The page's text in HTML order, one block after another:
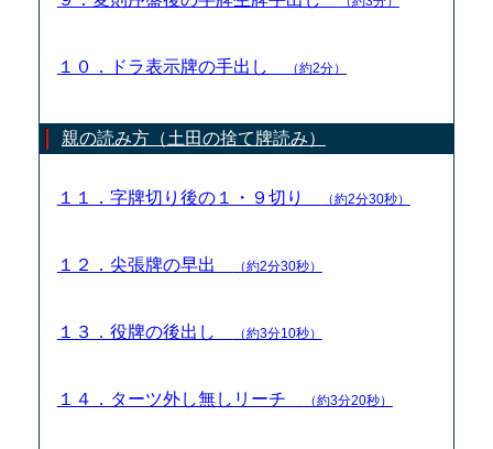
１０．ドラ表示牌の手出し （約2分）
親の読み方（土田の捨て牌読み）
１１．字牌切り後の１・９切り （約2分30秒）
１２．尖張牌の早出 （約2分30秒）
１３．役牌の後出し （約3分10秒）
１４．ターツ外し無しリーチ （約3分20秒）